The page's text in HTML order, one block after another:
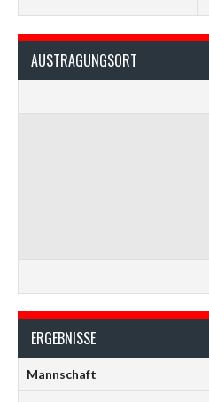
AUSTRAGUNGSORT
ERGEBNISSE
Mannschaft